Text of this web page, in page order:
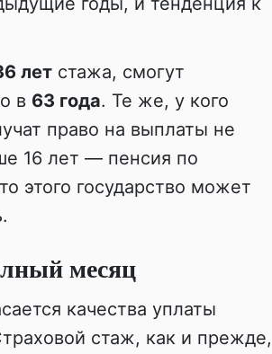
лет стажа, смогут
в 63 года. Те же, у кого
право на выплаты не
16 лет — пенсия по
этого государство может
месяц
качества уплаты
стаж, как и прежде,